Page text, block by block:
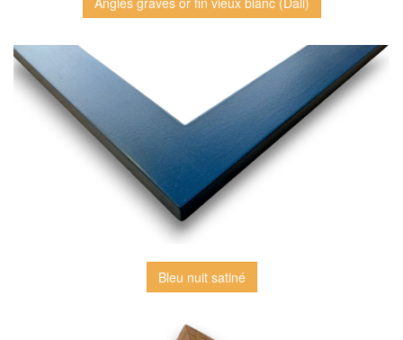
Bleu nuit satiné